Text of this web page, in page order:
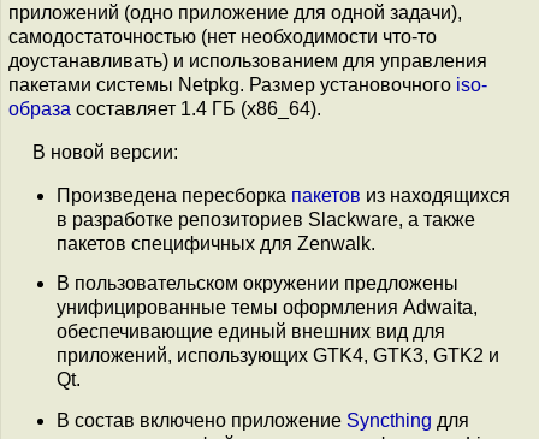
приложений (одно приложение для одной задачи),
самодостаточностью (нет необходимости что-то
доустанавливать) и использованием для управления
пакетами системы Netpkg. Размер установочного iso-
образа составляет 1.4 ГБ (x86_64).
В новой версии:
Произведена пересборка пакетов из находящихся
в разработке репозиториев Slackware, а также
пакетов специфичных для Zenwalk.
В пользовательском окружении предложены
унифицированные темы оформления Adwaita,
обеспечивающие единый внешних вид для
приложений, использующих GTK4, GTK3, GTK2 и
Qt.
В состав включено приложение Syncthing для